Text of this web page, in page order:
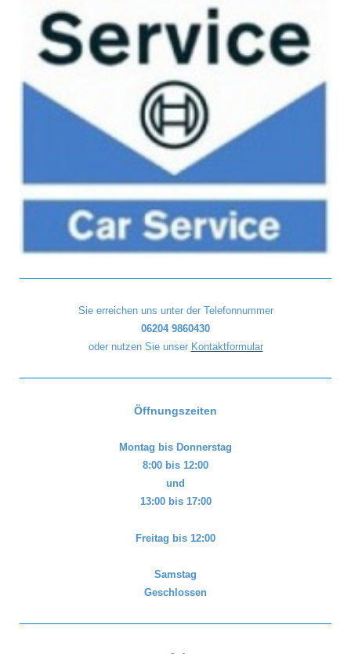
Sie erreichen uns unter der Telefonnummer
06204 9860430
oder nutzen Sie unser Kontaktformular
Öffnungszeiten
Montag bis Donnerstag
8:00 bis 12:00
und
13:00 bis 17:00
Freitag bis 12:00
Samstag
Geschlossen